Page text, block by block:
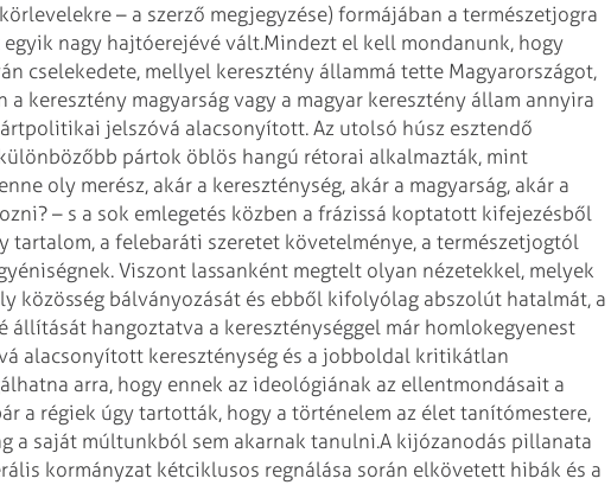
– a szerző megjegyzése) formájában a természetjogra
nagy hajtóerejévé vált.Mindezt el kell mondanunk, hogy
cselekedete, mellyel keresztény állammá tette Magyarországot,
keresztény magyarság vagy a magyar keresztény állam annyira
jelszóvá alacsonyított. Az utolsó húsz esztendő
pártok öblös hangú rétorai alkalmazták, mint
oly merész, akár a kereszténység, akár a magyarság, akár a
– s a sok emlegetés közben a frázissá koptatott kifejezésből
a felebaráti szeretet követelménye, a természetjogtól
Viszont lassanként megtelt olyan nézetekkel, melyek
közösség bálványozását és ebből kifolyólag abszolút hatalmát, a
állítását hangoztatva a kereszténységgel már homlokegyenest
alacsonyított kereszténység és a jobboldal kritikátlan
arra, hogy ennek az ideológiának az ellentmondásait a
a régiek úgy tartották, hogy a történelem az élet tanítómestere,
a saját múltunkból sem akarnak tanulni.A kijózanodás pillanata
kormányzat kétciklusos regnálása során elkövetett hibák és a